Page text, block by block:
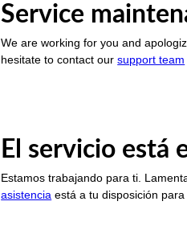
Service
We are working for you and
hesitate to contact oursupport team
El servicio está
Estamos trabajando para ti.
asistencia está a tu disposición